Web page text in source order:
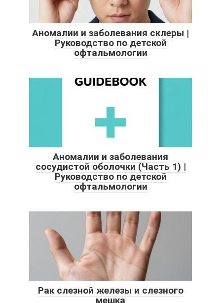
Аномалии и заболевания склеры |
Руководство по детской
офтальмологии
Аномалии и заболевания
сосудистой оболочки (Часть 1) |
Руководство по детской
офтальмологии
Рак слезной железы и слезного
мешка